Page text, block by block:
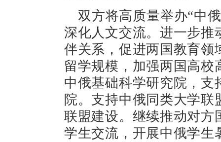
双方将高质量举办“中
深化人文交流。进一步推
伴关系，促进两国教育领
留学规模，加强两国高
中俄基础科学研究院，支
院。支持中俄同类大学
联盟建设。继续推动对方
学生交流，开展中俄学生